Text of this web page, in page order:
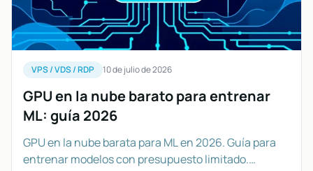
VPS / VDS / RDP 10 de julio de 2026
GPU en la nube barato para entrenar
ML: guía 2026
GPU en la nube barata para ML en 2026. Guía para
entrenar modelos con presupuesto limitado.